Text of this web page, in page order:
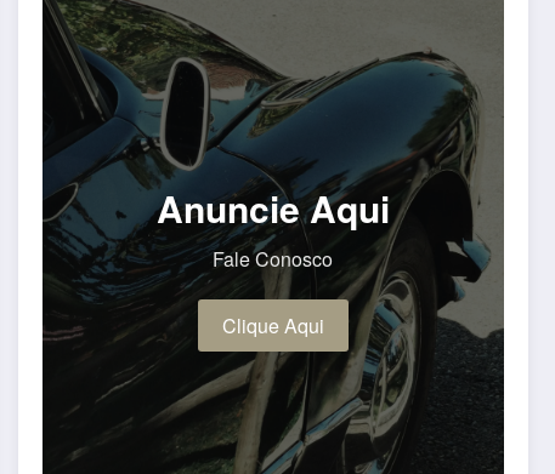
Anuncie Aqui
Fale Conosco
Clique Aqui